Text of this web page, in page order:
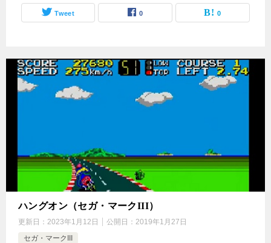
Tweet 0 0
ハングオン（セガ・マークIII）
更新日： 2023年1月12日 公開日： 2019年1月27日
セガ・マークIII